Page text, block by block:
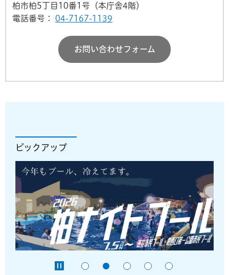
柏市柏5丁目10番1号（本庁舎4階）
電話番号：
04-7167-1139
お問い合わせフォーム
ピックアップ